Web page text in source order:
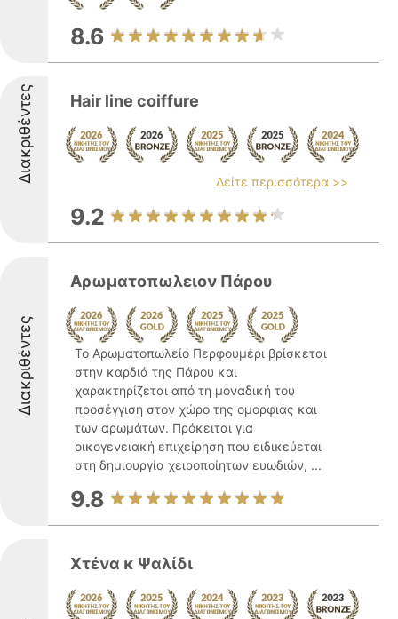
8.6
Διακριθέντες Hair line coiffure
Δείτε περισσότερα >>
9.2
Διακριθέντες
Αρωματοπωλειον Πάρου
Το Αρωματοπωλείο Περφουμέρι βρίσκεται
στην καρδιά της Πάρου και
χαρακτηρίζεται από τη μοναδική του
προσέγγιση στον χώρο της ομορφιάς και
των αρωμάτων. Πρόκειται για
οικογενειακή επιχείρηση που ειδικεύεται
στη δημιουργία χειροποίητων ευωδιών, ...
9.8
Χτένα κ Ψαλίδι